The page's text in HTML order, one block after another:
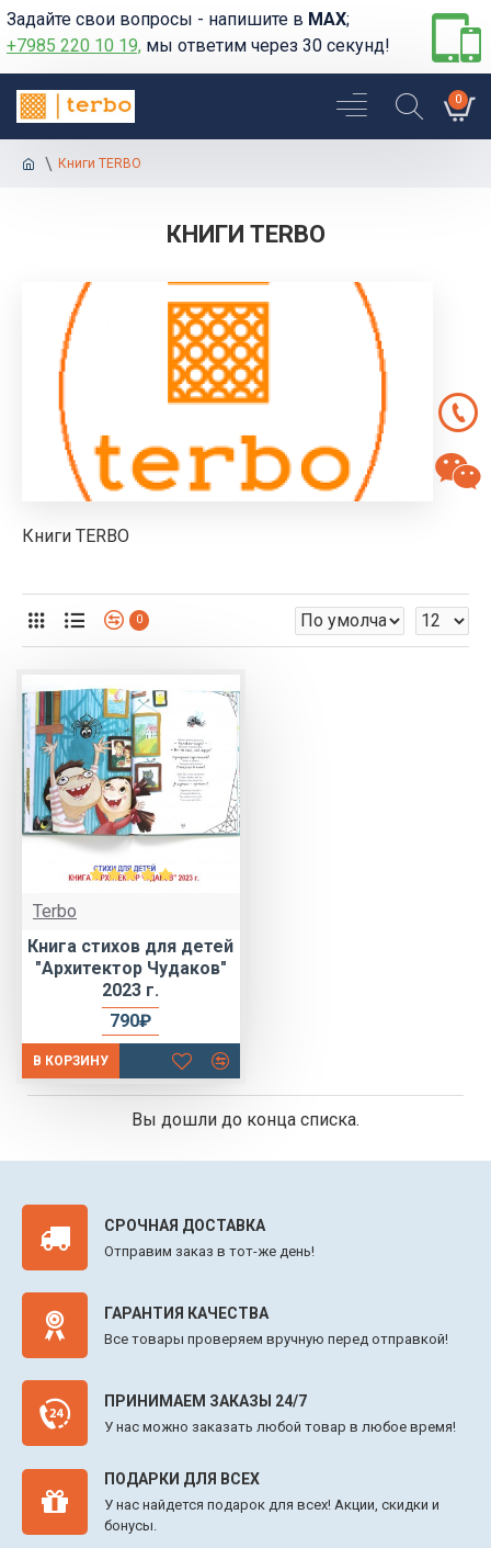
Задайте свои вопросы - напишите в MAX;
+7985 220 10 19, мы ответим через 30 секунд!
0
Книги TERBO
КНИГИ TERBO
Книги TERBO
0
Terbo
Книга стихов для детей
"Архитектор Чудаков"
2023 г.
790₽
В КОРЗИНУ
Вы дошли до конца списка.
СРОЧНАЯ ДОСТАВКА
Отправим заказ в тот-же день!
ГАРАНТИЯ КАЧЕСТВА
Все товары проверяем вручную перед отправкой!
ПРИНИМАЕМ ЗАКАЗЫ 24/7
У нас можно заказать любой товар в любое время!
ПОДАРКИ ДЛЯ ВСЕХ
У нас найдется подарок для всех! Акции, скидки и
бонусы.